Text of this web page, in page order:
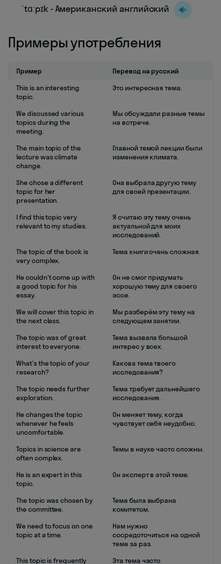
ˈtɑːpɪk - Американский английский
Примеры употребления
Пример
Перевод на русский
This is an interesting
topic.
Это интересная тема.
We discussed various
topics during the
meeting.
Мы обсуждали разные темы
на встрече.
The main topic of the
lecture was climate
change.
Главной темой лекции были
изменения климата.
She chose a different
topic for her
presentation.
Она выбрала другую тему
для своей презентации.
I find this topic very
relevant to my studies.
Я считаю эту тему очень
актуальной для моих
исследований.
The topic of the book is
very complex.
Тема книги очень сложная.
He couldn't come up with
a good topic for his
essay.
Он не смог придумать
хорошую тему для своего
эссе.
We will cover this topic in
the next class.
Мы разберём эту тему на
следующем занятии.
The topic was of great
interest to everyone.
Тема вызвала большой
интерес у всех.
What's the topic of your
research?
Какова тема твоего
исследования?
The topic needs further
exploration.
Тема требует дальнейшего
исследования.
He changes the topic
whenever he feels
uncomfortable.
Он меняет тему, когда
чувствует себя неудобно.
Topics in science are
often complex.
Темы в науке часто сложны.
He is an expert in this
topic.
Он эксперт в этой теме.
The topic was chosen by
the committee.
Тема была выбрана
комитетом.
We need to focus on one
topic at a time.
Нам нужно
сосредоточиться на одной
теме за раз.
This topic is frequently
Эта тема часто